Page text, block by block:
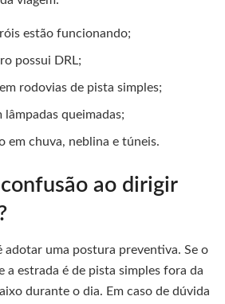
estão funcionando;
possui DRL;
rodovias de pista simples;
queimadas;
em chuva, neblina e túneis.
ao dirigir
adotar uma postura preventiva. Se o
a estrada é de pista simples fora da
durante o dia. Em caso de dúvida